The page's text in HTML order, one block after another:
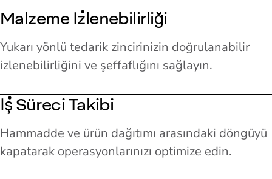
Malzeme İzlenebilirliği
Yukarı yönlü tedarik zincirinizin doğrulanabilir
izlenebilirliğini ve şeffaflığını sağlayın.
İş Süreci Takibi
Hammadde ve ürün dağıtımı arasındaki döngüyü
kapatarak operasyonlarınızı optimize edin.